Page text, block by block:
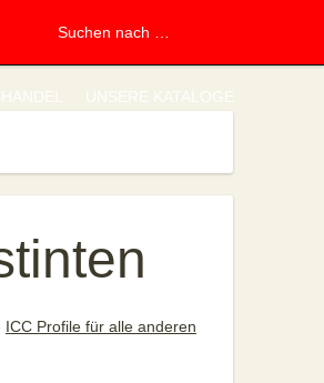
UNSERE KATALOGE
ICC Profile für alle anderen